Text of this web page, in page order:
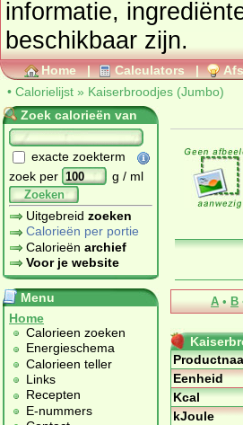
informatie,
beschikbaar zijn.
Home | Calculators |
• Calorielijst » Kaiserbroodjes (Jumbo)
Zoek calorieën van
exacte zoekterm
zoek per
g / ml
Zoeken
Uitgebreid zoeken
Calorieën per portie
Calorieën archief
Voor je website
Menu
Home
Calorieen zoeken
Energieschema
Calorieen teller
Links
Recepten
E-nummers
A • B
Eenheid
Kcal
kJoule